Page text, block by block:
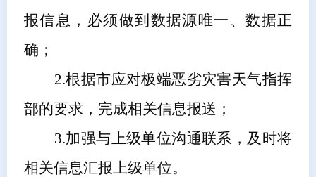
报信息，必须做到数据源唯一、数据正
确；
2.根据市应对极端恶劣灾害天气指挥
部的要求，完成相关信息报送；
3.加强与上级单位沟通联系，及时将
相关信息汇报上级单位。